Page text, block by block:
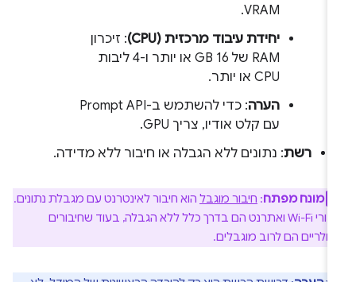
VRAM.
יחידת עיבוד מרכזית (CPU)
: זיכרון
RAM של 16 GB או יותר ו-4 ליבות
CPU או יותר.
הערה
: כדי להשתמש ב-Prompt API
עם קלט אודיו, צריך GPU.
רשת: נתונים ללא הגבלה או חיבור ללא מדידה.
מונח מפתח:חיבור מוגבלהוא חיבור לאינטרנט עם מגבלת נתונים.
חיבורי Wi-Fi ואתרנט הם בדרך כלל ללא הגבלה, בעוד שחיבורים
הם לרוב מוגבלים.